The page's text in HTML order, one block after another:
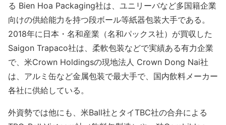
る Bien Hoa Packaging社は、ユニリーバなど多国籍企業
向けの供給能力を持つ段ボール等紙器包装大手である。
2018年に日本・名和産業（名和パックス社）が買収した
Saigon Trapaco社は、柔軟包装などで実績ある有力企業
で、米Crown Holdingsの現地法人 Crown Dong Nai社
は、アルミ缶など金属包装で最大手で、国内飲料メーカー
各社に供給している。
外資勢では他にも、米Ball社とタイTBC社の合弁による